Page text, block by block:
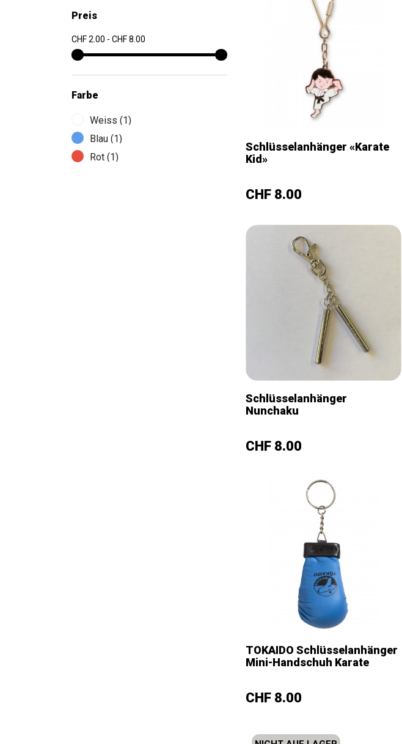
Preis
CHF 2.00 - CHF 8.00
Farbe
Weiss (1)
Blau (1)
Rot (1)
Schlüsselanhänger «Karate
Kid»
Preis
CHF 8.00
Schlüsselanhänger
Nunchaku
Preis
CHF 8.00
TOKAIDO Schlüsselanhänger
Mini-Handschuh Karate
Preis
CHF 8.00
WeissBlau Rot